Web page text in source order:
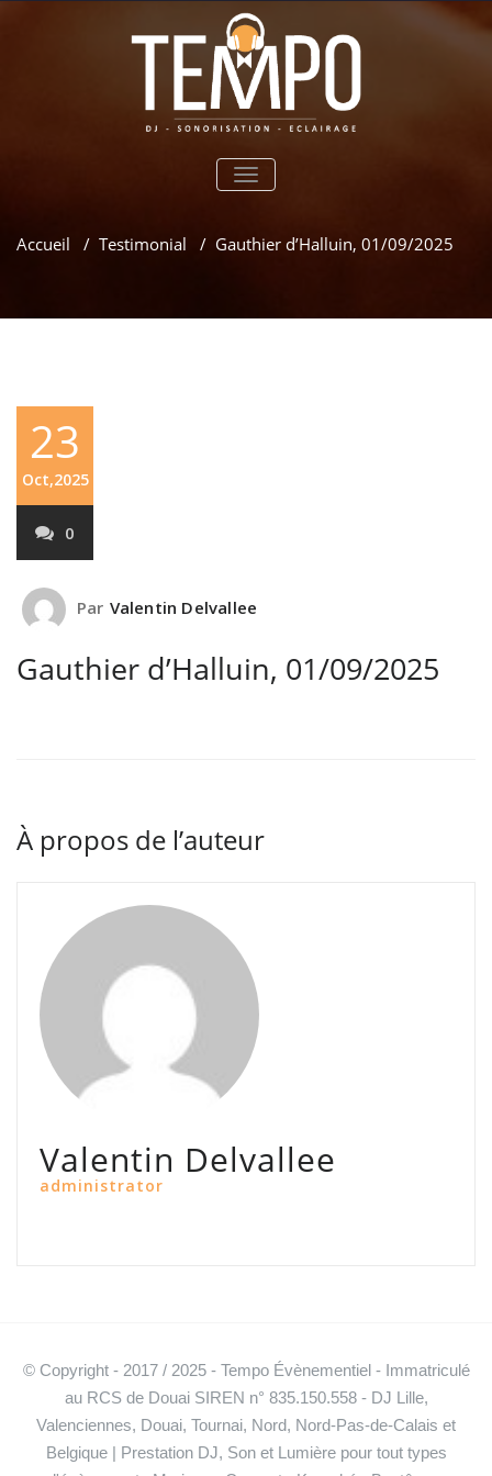
TOGGLE
Accueil / Testimonial / Gauthier d’Halluin, 01/09/2025
23
Oct,2025
0
Par Valentin Delvallee
Gauthier d’Halluin, 01/09/2025
À propos de l’auteur
Valentin Delvallee
administrator
© Copyright - 2017 / 2025 - Tempo Évènementiel - Immatriculé
au RCS de Douai SIREN n° 835.150.558 - DJ Lille,
Valenciennes, Douai, Tournai, Nord, Nord-Pas-de-Calais et
Belgique | Prestation DJ, Son et Lumière pour tout types